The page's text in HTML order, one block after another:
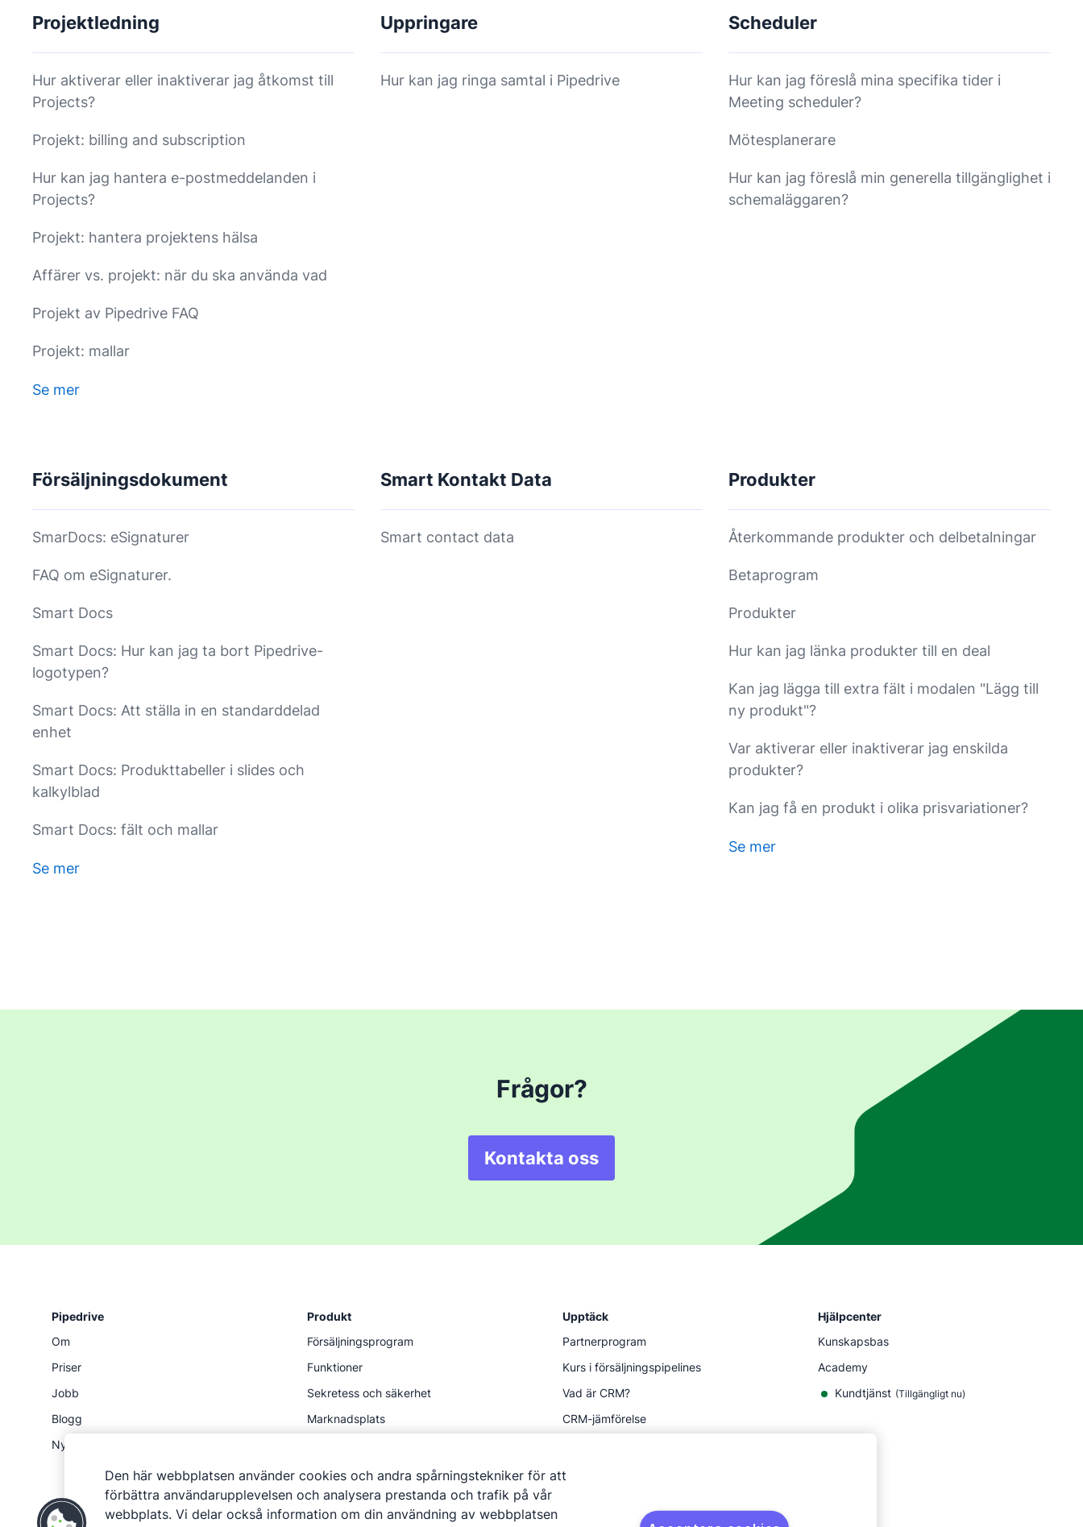
Projektledning
Hur aktiverar eller inaktiverar jag åtkomst till
Projects?
Projekt: billing and subscription
Hur kan jag hantera e-postmeddelanden i
Projects?
Projekt: hantera projektens hälsa
Affärer vs. projekt: när du ska använda vad
Projekt av Pipedrive FAQ
Projekt: mallar
Se mer
Uppringare
Hur kan jag ringa samtal i Pipedrive
Scheduler
Hur kan jag föreslå mina specifika tider i
Meeting scheduler?
Mötesplanerare
Hur kan jag föreslå min generella tillgänglighet i
schemaläggaren?
Försäljningsdokument
SmarDocs: eSignaturer
FAQ om eSignaturer.
Smart Docs
Smart Docs: Hur kan jag ta bort Pipedrive-
logotypen?
Smart Docs: Att ställa in en standarddelad
enhet
Smart Docs: Produkttabeller i slides och
kalkylblad
Smart Docs: fält och mallar
Se mer
Smart Kontakt Data
Smart contact data
Produkter
Återkommande produkter och delbetalningar
Betaprogram
Produkter
Hur kan jag länka produkter till en deal
Kan jag lägga till extra fält i modalen "Lägg till
ny produkt"?
Var aktiverar eller inaktiverar jag enskilda
produkter?
Kan jag få en produkt i olika prisvariationer?
Se mer
Frågor?
Kontakta oss
Pipedrive
Om
Priser
Jobb
Blogg
Nyhetsredaktion
Produkt
Försäljningsprogram
Funktioner
Sekretess och säkerhet
Marknadsplats
API
Upptäck
Partnerprogram
Kurs i försäljningspipelines
Vad är CRM?
CRM-jämförelse
Hjälpcenter
Kunskapsbas
Academy
Kundtjänst (Tillgängligt nu)
Den här webbplatsen använder cookies och andra spårningstekniker för att
förbättra användarupplevelsen och analysera prestanda och trafik på vår
webbplats. Vi delar också information om din användning av webbplatsen